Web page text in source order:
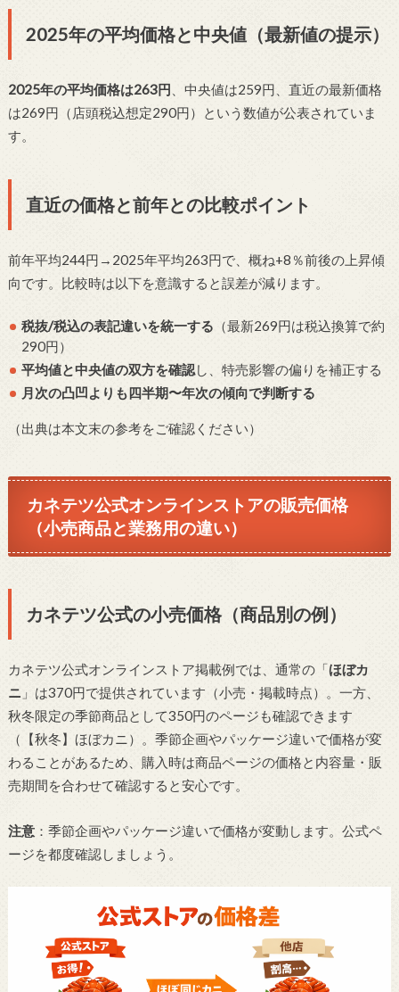
2025年の平均価格と中央値（最新値の提示）
2025年の平均価格は263円 、中央値は259円、直近の最新価格
は269円（店頭税込想定290円）という数値が公表されていま
す。
直近の価格と前年との比較ポイント
前年平均244円→2025年平均263円で、概ね+8％前後の上昇傾
向です。比較時は以下を意識すると誤差が減ります。
税抜/税込の表記違いを統一する （最新269円は税込換算で約
290円）
平均値と中央値の双方を確認し、特売影響の偏りを補正する
月次の凸凹よりも四半期〜年次の傾向で判断する
（出典は本文末の参考をご確認ください）
カネテツ公式オンラインストアの販売価格
（小売商品と業務用の違い）
カネテツ公式の小売価格（商品別の例）
カネテツ公式オンラインストア掲載例では、通常の「ほぼカ
ニ 」は370円で提供されています（小売・掲載時点）。一方、
秋冬限定の季節商品として350円のページも確認できます
（【秋冬】ほぼカニ）。季節企画やパッケージ違いで価格が変
わることがあるため、購入時は商品ページの価格と内容量・販
売期間を合わせて確認すると安心です。
注意：季節企画やパッケージ違いで価格が変動します。公式ペ
ージを都度確認しましょう。